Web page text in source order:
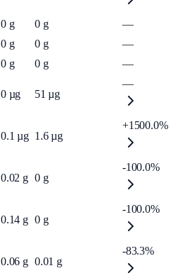
0 g 0 g
—
0 g 0 g
—
0 g 0 g —
0 µg 51 µg
—
0.1 µg 1.6 µg
+1500.0%
0.02 g 0 g
-100.0%
0.14 g 0 g
-100.0%
0.06 g 0.01 g
-83.3%